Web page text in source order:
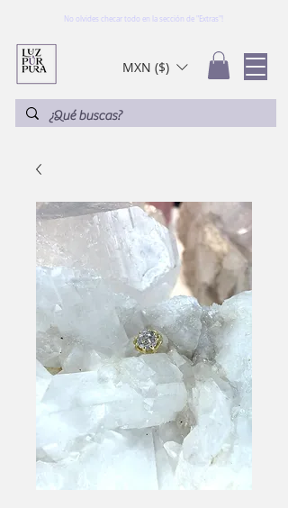
No olvides checar todo en la sección de "Extras"!
MXN ($)